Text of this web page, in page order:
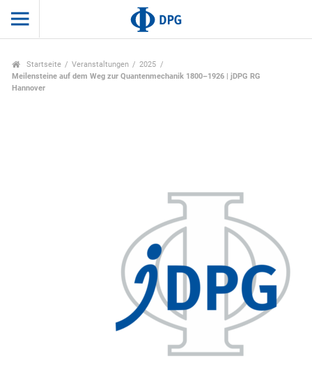
Startseite Veranstaltungen
2025
Meilensteine auf dem Weg zur Quantenmechanik 1800–1926 | jDPG RG
Hannover